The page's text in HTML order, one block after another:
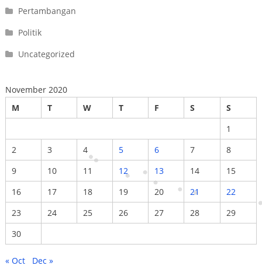
Pertambangan
Politik
Uncategorized
November 2020
M
T W T F S
S
1
2
3 4 5 6 7
8
9
10 11 12 13 14
15
16
17 18 19 20 21
22
23
24 25 26 27 28
29
30
« Oct Dec »